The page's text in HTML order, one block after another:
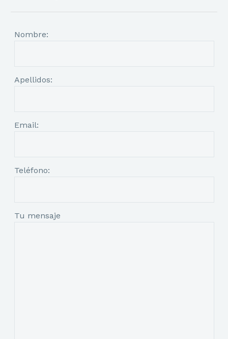
Nombre:
Apellidos:
Email:
Teléfono:
Tu mensaje